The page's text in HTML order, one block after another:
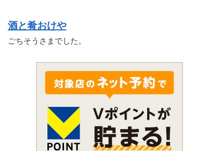
酒と肴おけや
ごちそうさまでした。